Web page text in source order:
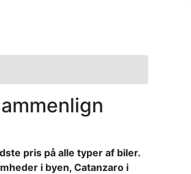
pris på alle typer af biler.
i byen, Catanzaro i